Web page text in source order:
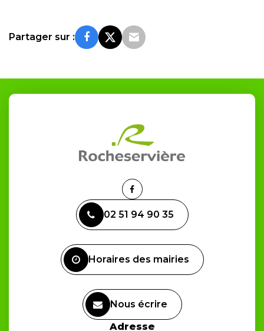
Partager sur :
Lien
le
compte
02 51 94 90 35
Horaires des mairies
Nous écrire
Adresse